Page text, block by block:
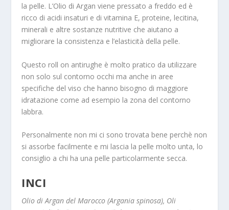
la pelle. L’Olio di Argan viene pressato a freddo ed è
ricco di acidi insaturi e di vitamina E, proteine, lecitina,
minerali e altre sostanze nutritive che aiutano a
migliorare la consistenza e l’elasticità della pelle.
Questo roll on antirughe è molto pratico da utilizzare
non solo sul contorno occhi ma anche in aree
specifiche del viso che hanno bisogno di maggiore
idratazione come ad esempio la zona del contorno
labbra.
Personalmente non mi ci sono trovata bene perchè non
si assorbe facilmente e mi lascia la pelle molto unta, lo
consiglio a chi ha una pelle particolarmente secca.
INCI
Olio di Argan del Marocco (Argania spinosa), Oli